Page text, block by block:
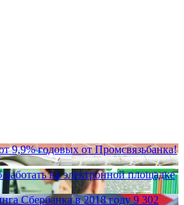
9,9% годовых от Промсвязьбанка!
на электронной площадке
Сбербанка в 2018 году9 302